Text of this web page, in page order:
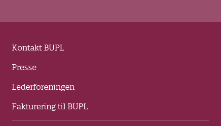
Kontakt BUPL
Presse
Lederforeningen
Fakturering til BUPL